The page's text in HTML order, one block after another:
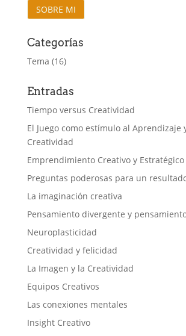
SOBRE MI
Categorías
Tema (16)
Entradas
Tiempo versus Creatividad
El Juego como estímulo al Aprendizaje
Creatividad
Emprendimiento Creativo y Estratégico
Preguntas poderosas para un
La imaginación creativa
Pensamiento divergente y
Neuroplasticidad
Creatividad y felicidad
La Imagen y la Creatividad
Equipos Creativos
Las conexiones mentales
Insight Creativo